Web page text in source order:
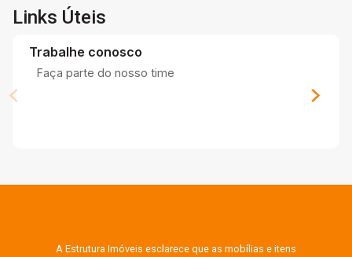
Links Úteis
Trabalhe conosco
Faça parte do nosso time
A Estrutura Imóveis esclarece que as mobílias e itens